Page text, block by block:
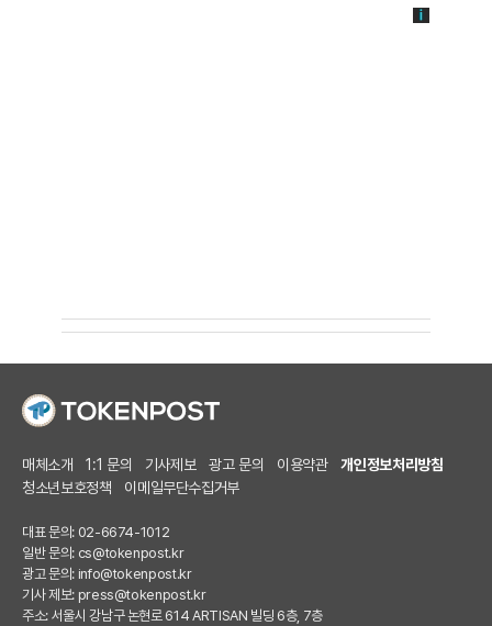
매체소개 1:1 문의 기사제보 광고 문의 이용약관
개인정보처리방침
청소년보호정책
이메일무단수집거부
대표 문의: 02-6674-1012
일반 문의: cs@tokenpost.kr
광고 문의: info@tokenpost.kr
기사 제보: press@tokenpost.kr
주소: 서울시 강남구 논현로 614 ARTISAN 빌딩 6층, 7층